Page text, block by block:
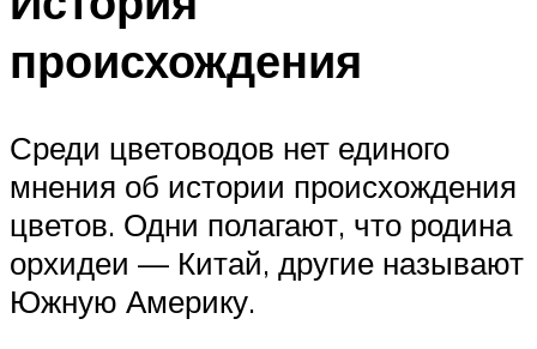
происхождения
Среди цветоводов нет единого
мнения об истории происхождения
цветов. Одни полагают, что родина
орхидеи — Китай, другие называют
Южную Америку.